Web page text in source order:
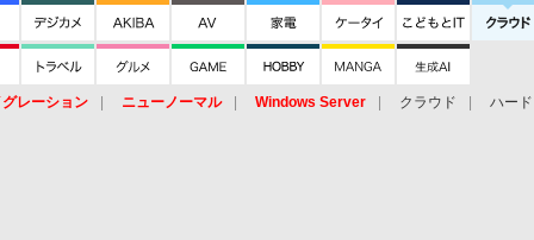
レーション ニューノーマル Windows Server クラウド
ハー